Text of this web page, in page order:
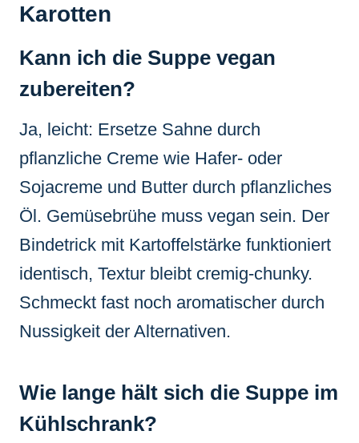
Karotten
Kann ich die Suppe vegan
zubereiten?
Ja, leicht: Ersetze Sahne durch
pflanzliche Creme wie Hafer- oder
Sojacreme und Butter durch pflanzliches
Öl. Gemüsebrühe muss vegan sein. Der
Bindetrick mit Kartoffelstärke funktioniert
identisch, Textur bleibt cremig-chunky.
Schmeckt fast noch aromatischer durch
Nussigkeit der Alternativen.
Wie lange hält sich die Suppe im
Kühlschrank?